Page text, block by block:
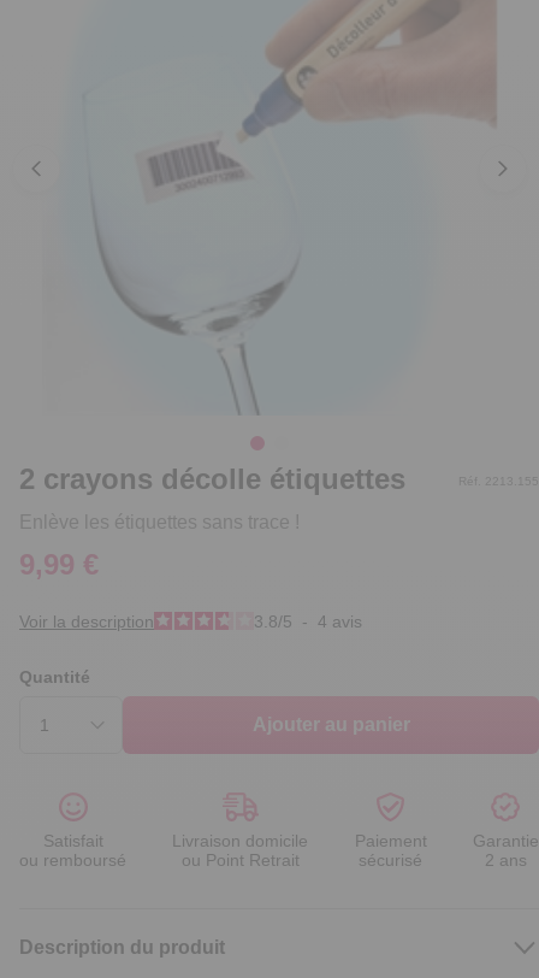
2 crayons décolle étiquettes
Enlève les étiquettes sans trace !
Réf. 2213.155
9,99 €
Voir la description 3.8/5 - 4 avis
Quantité
Ajouter au panier
Satisfait
ou remboursé
Livraison domicile
ou Point Retrait
Paiement
sécurisé
Garantie
2 ans
Description du produit